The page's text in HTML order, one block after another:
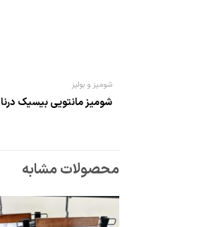
شومیز و بولیز
شومیز مانتویی بیسیک درنا
محصولات مشابه